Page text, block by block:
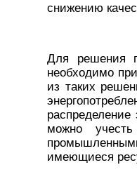
снижению
Для решения
необходимо
из таких
можно
имеющиеся